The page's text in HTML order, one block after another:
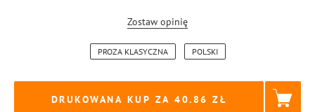
Zostaw opinię
PROZA KLASYCZNA POLSKI
DRUKOWANA KUP ZA 40.86